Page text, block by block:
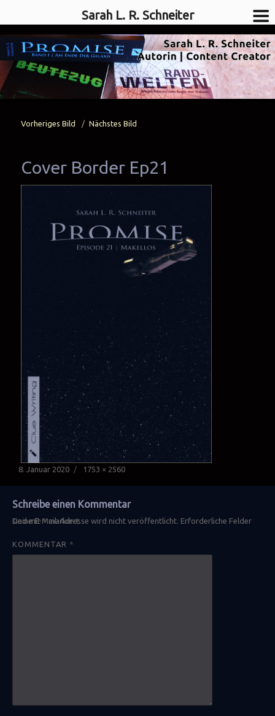
Sarah L. R. Schneiter
Vorheriges Bild Nächstes Bild
Cover Border Ep21
Veröffentlicht
8. Januar 2020 Originalgröße
1753 × 2560
Schreibe einen Kommentar
Deine E-Mail-Adresse wird nicht veröffentlicht.
Erforderliche Felder sind mit*markiert
KOMMENTAR *
Sarah L. R. Schneiter